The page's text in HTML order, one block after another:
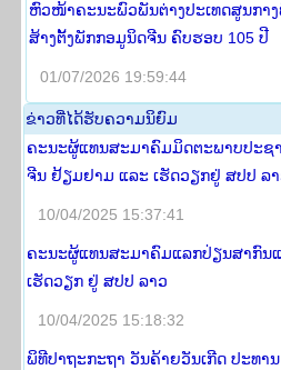
ຫົວໜ້າຄະນະພົວພັນຕ່າງປະເທດສູນກາ
ສ້າງຕັ້ງພັກກອມູນິດຈີນ ຄົບຮອບ 105 ປີ
01/07/2026 19:59:44
​ຂ່າວ​ທີ່​ໄດ້​ຮັບ​ຄວາມ​ນິ​ຍົມ
ຄະນະຜູ້ແທນສະມາຄົມມິດຕະພາບປະຊ
ຈີນ ຢ້ຽມຢາມ ແລະ ເຮັດວຽກຢູ່ ສປປ ລາ
10/04/2025 15:37:41
ຄະນະຜູ້ແທນສະມາຄົມແລກປ່ຽນສາກົນ
ເຮັດວຽກ ຢູ່ ສປປ ລາວ
10/04/2025 15:18:32
ພິທີປາຖະກະຖາ ວັນຄ້າຍວັນເກີດ ປະທາ